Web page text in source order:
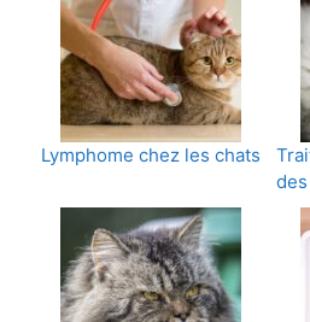
Lymphome chez les chats